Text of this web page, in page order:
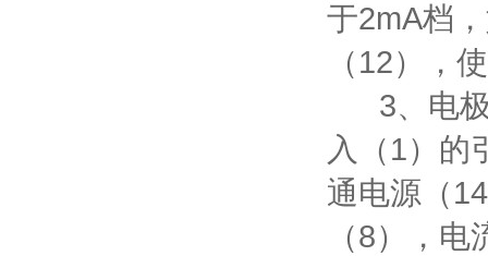
于2mA档
（12），
3、电极
入（1）的
通电源（
（8），